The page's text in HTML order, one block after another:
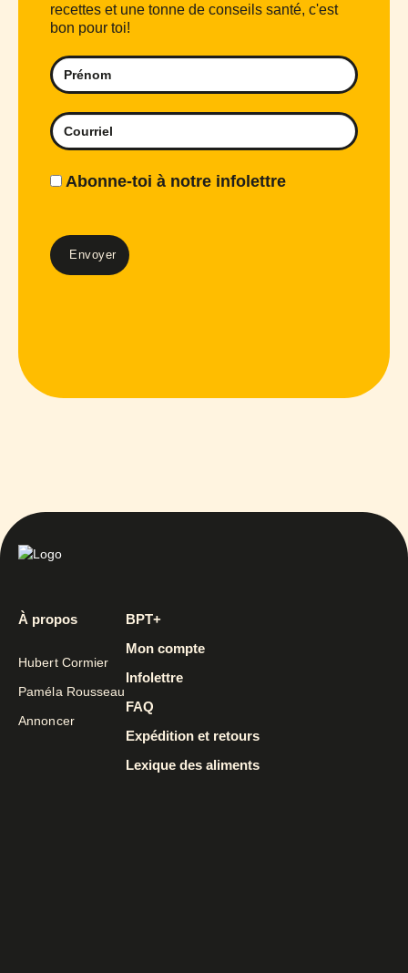
recettes et une tonne de conseils santé, c'est
bon pour toi!
Abonne-toi à notre infolettre
À propos
Hubert Cormier
Paméla Rousseau
Annoncer
BPT+
Mon compte
Infolettre
FAQ
Expédition et retours
Lexique des aliments